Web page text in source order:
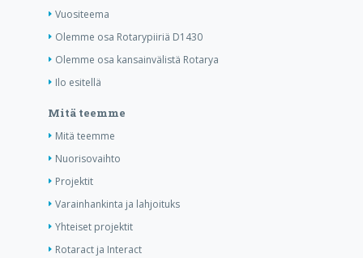
Vuositeema
Olemme osa Rotarypiiriä D1430
Olemme osa kansainvälistä Rotarya
Ilo esitellä
Mitä teemme
Mitä teemme
Nuorisovaihto
Projektit
Varainhankinta ja lahjoituks
Yhteiset projektit
Rotaract ja Interact